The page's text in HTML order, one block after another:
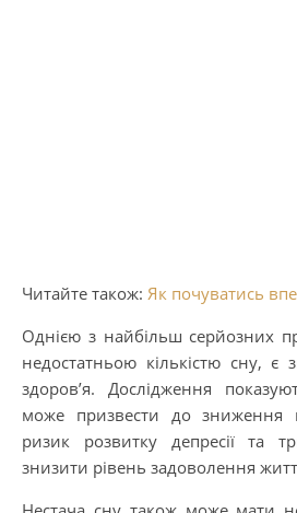
Читайте також: Як почуватись
Однією з найбільш серйозних
недостатньою кількістю сну, є
здоров’я. Дослідження
може призвести до зниження
ризик розвитку депресії та
знизити рівень задоволення